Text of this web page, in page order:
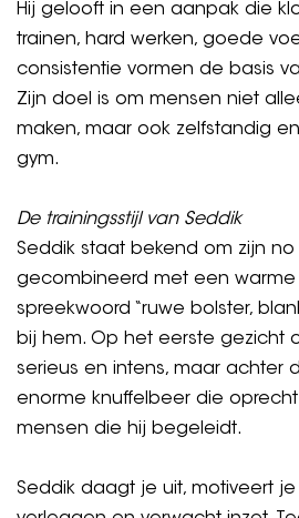
Hij gelooft in een aanpak die
trainen, hard werken, goede
consistentie vormen de basis
Zijn doel is om mensen niet
maken, maar ook zelfstandig
gym.
De trainingsstijl van Seddik
Seddik staat bekend om zijn
gecombineerd met een warme
spreekwoord “ruwe bolster,
bij hem. Op het eerste gezicht
serieus en intens, maar achter
enorme knuffelbeer die
mensen die hij begeleidt.
Seddik daagt je uit, motiveert